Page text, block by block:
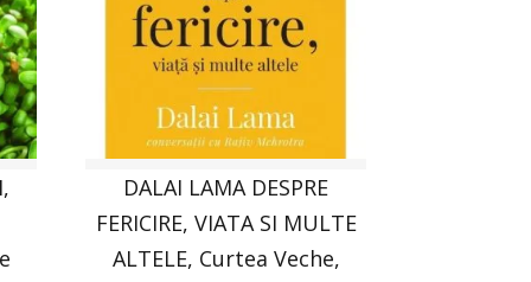
DALAI LAMA DESPRE
FERICIRE, VIATA SI MULTE
ALTELE, Curtea Veche,